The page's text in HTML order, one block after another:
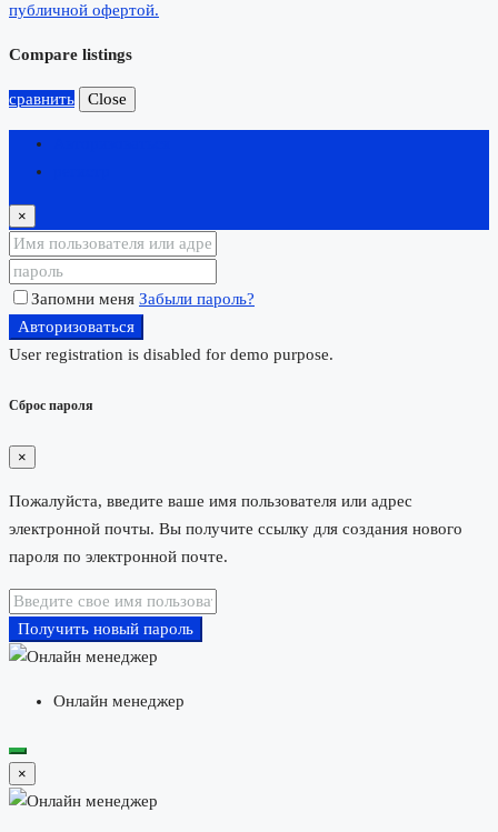
публичной офертой.
Compare listings
сравнить Close
×
Запомни меня Забыли пароль?
Авторизоваться
User registration is disabled for demo purpose.
Сброс пароля
×
Пожалуйста, введите ваше имя пользователя или адрес
электронной почты. Вы получите ссылку для создания нового
пароля по электронной почте.
Получить новый пароль
Онлайн менеджер
×